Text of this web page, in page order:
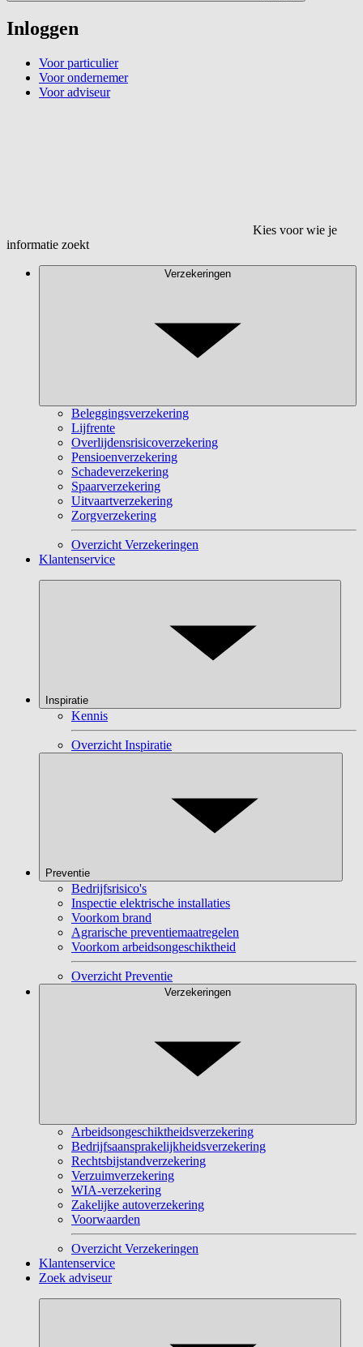
Inloggen
Voor particulier
Voor ondernemer
Voor adviseur
Kies voor wie je
informatie zoekt
Verzekeringen
Beleggingsverzekering
Lijfrente
Overlijdensrisicoverzekering
Pensioenverzekering
Schadeverzekering
Spaarverzekering
Uitvaartverzekering
Zorgverzekering
Overzicht Verzekeringen
Klantenservice
Inspiratie
Kennis
Overzicht Inspiratie
Preventie
Bedrijfsrisico's
Inspectie elektrische installaties
Voorkom brand
Agrarische preventiemaatregelen
Voorkom arbeidsongeschiktheid
Overzicht Preventie
Verzekeringen
Arbeidsongeschiktheidsverzekering
Bedrijfsaansprakelijkheidsverzekering
Rechtsbijstandverzekering
Verzuimverzekering
WIA-verzekering
Zakelijke autoverzekering
Voorwaarden
Overzicht Verzekeringen
Klantenservice
Zoek adviseur